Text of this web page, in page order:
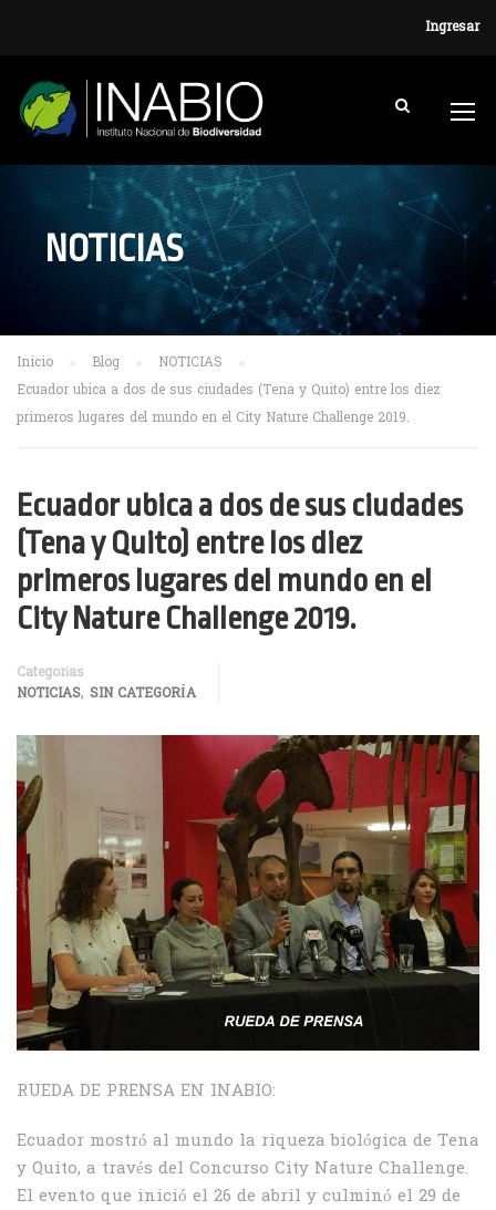
Ingresar
NOTICIAS
Inicio Blog
NOTICIAS
Ecuador ubica a dos de sus ciudades (Tena y Quito) entre los diez
primeros lugares del mundo en el City Nature Challenge 2019.
Ecuador ubica a dos de sus ciudades
(Tena y Quito) entre los diez
primeros lugares del mundo en el
City Nature Challenge 2019.
Categorías
NOTICIAS, SIN CATEGORÍA
RUEDA DE PRENSA EN INABIO:
Ecuador mostró al mundo la riqueza biológica de Tena
y Quito, a través del Concurso City Nature Challenge.
El evento que inició el 26 de abril y culminó el 29 de